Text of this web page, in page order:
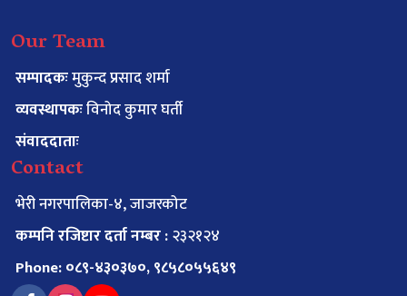
Our Team
सम्पादकःमुकुन्द प्रसाद शर्मा
व्यवस्थापकःविनोद कुमार घर्ती
संवाददाताः
Contact
भेरी नगरपालिका-४, जाजरकोट
कम्पनि रजिष्टार दर्ता नम्बर :२३२१२४
Phone: ०८९-४३०३७०, ९८५८०५५६४९